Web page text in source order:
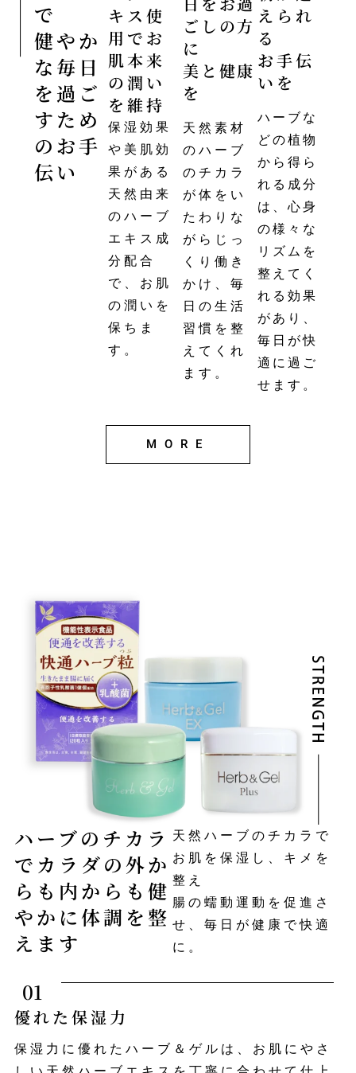
で
健やか
な毎日
を過ご
すため
のお手
伝い
キス使
用でお
肌本来
の潤い
を維持
保湿効果
や美肌効
果がある
天然由来
のハーブ
エキス成
分配合
で、お肌
の潤いを
保ちま
す。
ごしの方
に
美と健康
を
天然素材
のハーブ
のチカラ
が体をい
たわりな
がらじっ
くり働き
かけ、毎
日の生活
習慣を整
えてくれ
ます。
えられ
る
お手伝
いを
ハーブな
どの植物
から得ら
れる成分
は、心身
の様々な
リズムを
整えてく
れる効果
があり、
毎日が快
適に過ご
せます。
MORE
ハーブのチカラ
でカラダの外か
らも内からも健
やかに体調を整
えます
天然ハーブのチカラで
お肌を保湿し、キメを
整え
腸の蠕動運動を促進さ
せ、毎日が健康で快適
に。
01
優れた保湿力
保湿力に優れたハーブ＆ゲルは、お肌にやさ